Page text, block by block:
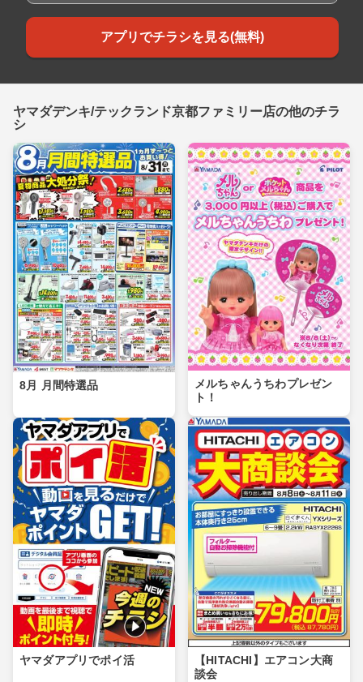
アプリでチラシを見る(無料)
ヤマダデンキ/テックランド京都ファミリー店の他のチラ
シ
8月 月間特選品
メルちゃんうちわプレゼン
ト！
ヤマダアプリでポイ活
【HITACHI】エアコン大商
談会